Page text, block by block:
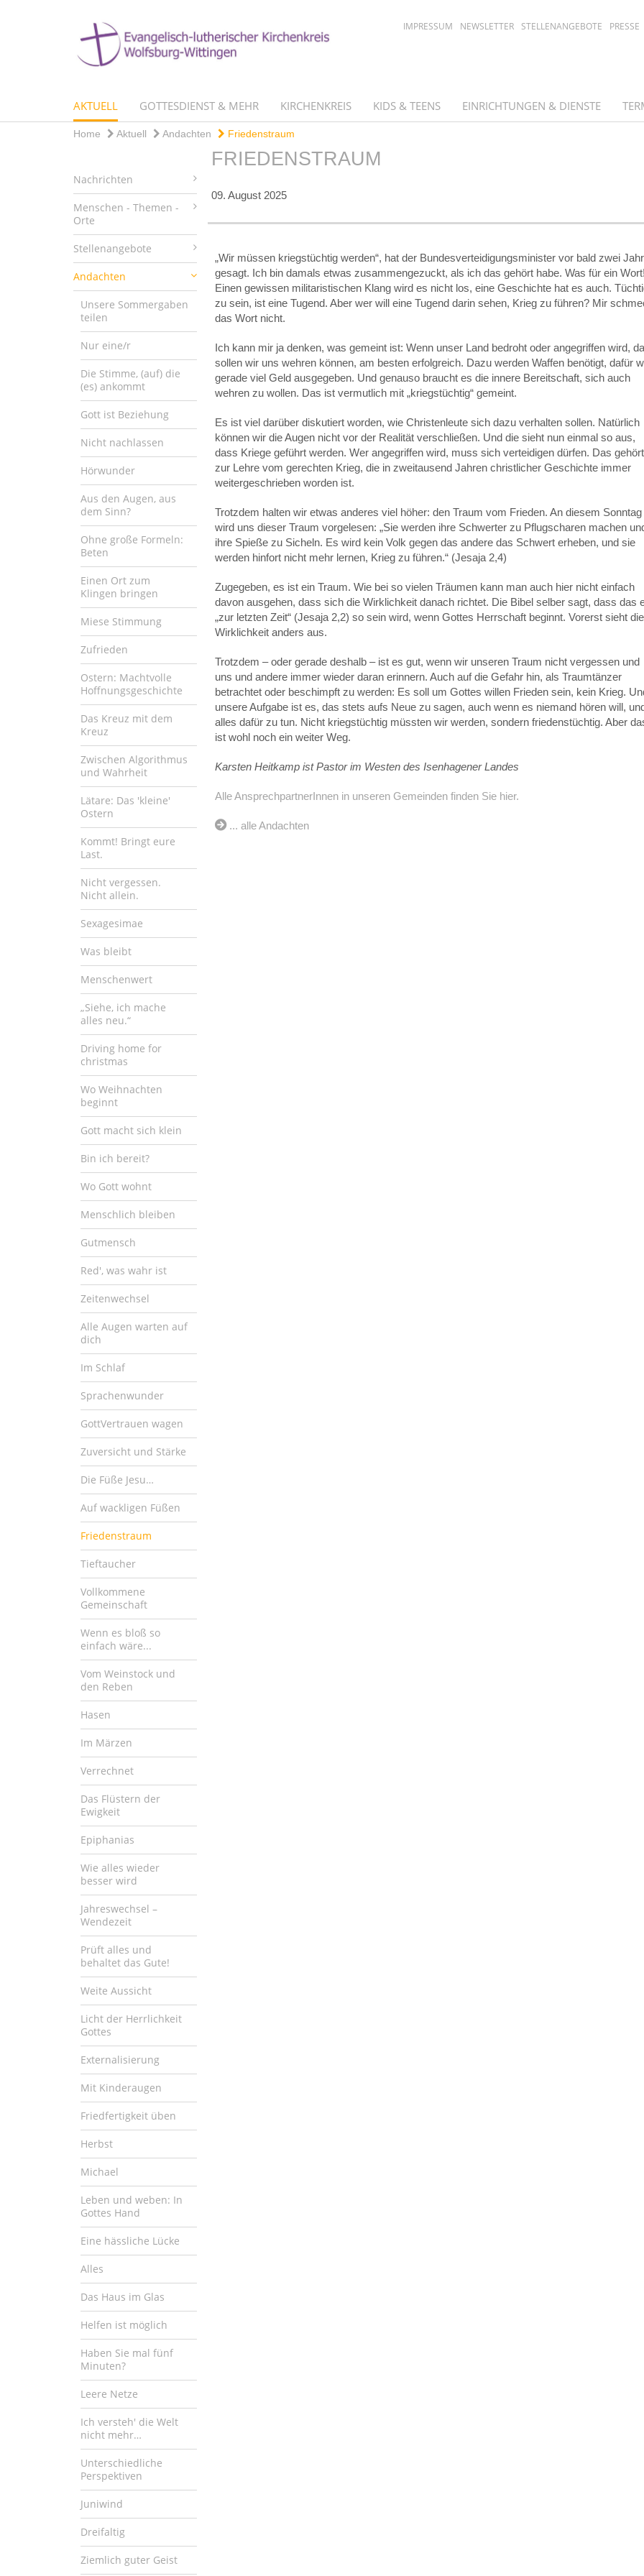
IMPRESSUM NEWSLETTER STELLENANGEBOTE PRESSE
AKTUELL GOTTESDIENST & MEHR KIRCHENKREIS KIDS & TEENS EINRICHTUNGEN & DIENSTE
Home Aktuell Andachten Friedenstraum
Nachrichten
Menschen - Themen -
Orte
Stellenangebote
Andachten
Unsere Sommergaben
teilen
Nur eine/r
Die Stimme, (auf) die
(es) ankommt
Gott ist Beziehung
Nicht nachlassen
Hörwunder
Aus den Augen, aus
dem Sinn?
Ohne große Formeln:
Beten
Einen Ort zum
Klingen bringen
Miese Stimmung
Zufrieden
Ostern: Machtvolle
Hoffnungsgeschichte
Das Kreuz mit dem
Kreuz
Zwischen Algorithmus
und Wahrheit
Lätare: Das 'kleine'
Ostern
Kommt! Bringt eure
Last.
Nicht vergessen.
Nicht allein.
Sexagesimae
Was bleibt
Menschenwert
„Siehe, ich mache
alles neu.“
Driving home for
christmas
Wo Weihnachten
beginnt
Gott macht sich klein
Bin ich bereit?
Wo Gott wohnt
Menschlich bleiben
Gutmensch
Red', was wahr ist
Zeitenwechsel
Alle Augen warten auf
dich
Im Schlaf
Sprachenwunder
GottVertrauen wagen
Zuversicht und Stärke
Die Füße Jesu…
Auf wackligen Füßen
Friedenstraum
Tieftaucher
Vollkommene
Gemeinschaft
Wenn es bloß so
einfach wäre...
Vom Weinstock und
den Reben
Hasen
Im Märzen
Verrechnet
Das Flüstern der
Ewigkeit
Epiphanias
Wie alles wieder
besser wird
Jahreswechsel –
Wendezeit
Prüft alles und
behaltet das Gute!
Weite Aussicht
Licht der Herrlichkeit
Gottes
Externalisierung
Mit Kinderaugen
Friedfertigkeit üben
Herbst
Michael
Leben und weben: In
Gottes Hand
Eine hässliche Lücke
Alles
Das Haus im Glas
Helfen ist möglich
Haben Sie mal fünf
Minuten?
Leere Netze
Ich versteh' die Welt
nicht mehr…
Unterschiedliche
Perspektiven
Juniwind
Dreifaltig
Ziemlich guter Geist
FRIEDENSTRAUM
09. August 2025
„Wir müssen kriegstüchtig werden“, hat der Bundesverteidigungsminister vor bald zwei
gesagt. Ich bin damals etwas zusammengezuckt, als ich das gehört habe. Was für ein Wort!
Einen gewissen militaristischen Klang wird es nicht los, eine Geschichte hat es auch.
zu sein, ist eine Tugend. Aber wer will eine Tugend darin sehen, Krieg zu führen? Mir
das Wort nicht.
Ich kann mir ja denken, was gemeint ist: Wenn unser Land bedroht oder angegriffen wird,
sollen wir uns wehren können, am besten erfolgreich. Dazu werden Waffen benötigt, dafür
gerade viel Geld ausgegeben. Und genauso braucht es die innere Bereitschaft, sich auch
wehren zu wollen. Das ist vermutlich mit „kriegstüchtig“ gemeint.
Es ist viel darüber diskutiert worden, wie Christenleute sich dazu verhalten sollen. Natürlich
können wir die Augen nicht vor der Realität verschließen. Und die sieht nun einmal so aus,
dass Kriege geführt werden. Wer angegriffen wird, muss sich verteidigen dürfen. Das gehört
zur Lehre vom gerechten Krieg, die in zweitausend Jahren christlicher Geschichte immer
weitergeschrieben worden ist.
Trotzdem halten wir etwas anderes viel höher: den Traum vom Frieden. An diesem Sonntag
wird uns dieser Traum vorgelesen: „Sie werden ihre Schwerter zu Pflugscharen machen
ihre Spieße zu Sicheln. Es wird kein Volk gegen das andere das Schwert erheben, und sie
werden hinfort nicht mehr lernen, Krieg zu führen.“ (Jesaja 2,4)
Zugegeben, es ist ein Traum. Wie bei so vielen Träumen kann man auch hier nicht einfach
davon ausgehen, dass sich die Wirklichkeit danach richtet. Die Bibel selber sagt, dass das
„zur letzten Zeit“ (Jesaja 2,2) so sein wird, wenn Gottes Herrschaft beginnt. Vorerst sieht die
Wirklichkeit anders aus.
Trotzdem – oder gerade deshalb – ist es gut, wenn wir unseren Traum nicht vergessen und
uns und andere immer wieder daran erinnern. Auch auf die Gefahr hin, als Traumtänzer
betrachtet oder beschimpft zu werden: Es soll um Gottes willen Frieden sein, kein Krieg.
unsere Aufgabe ist es, das stets aufs Neue zu sagen, auch wenn es niemand hören will,
alles dafür zu tun. Nicht kriegstüchtig müssten wir werden, sondern friedenstüchtig. Aber
ist wohl noch ein weiter Weg.
Karsten Heitkamp ist Pastor im Westen des Isenhagener Landes
Alle AnsprechpartnerInnen in unseren Gemeinden finden Sie hier.
... alle Andachten